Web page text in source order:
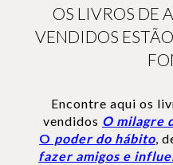
OS LIVROS DE
VENDIDOS
Encontre aqui os
vendidos O milagre
O poder do hábito,
fazer amigos e